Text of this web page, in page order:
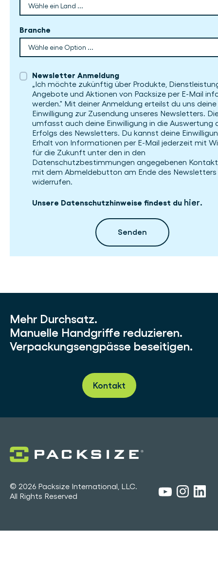
Branche
Newsletter Anmeldung
„Ich möchte zukünftig über Produkte,
Angebote und Aktionen von Packsize per E-Mail
werden." Mit deiner Anmeldung erteilst du uns deine
Einwilligung zur Zusendung unseres Newsletters.
umfasst auch deine Einwilligung in die Auswertung
Erfolgs des Newsletters. Du kannst deine
Erhalt von Informationen per E-Mail jederzeit mit
für die Zukunft unter den in den
Datenschutzbestimmungen angegebenen
mit dem Abmeldebutton am Ende des Newsletters
widerrufen.
Unsere Datenschutzhinweise findest du hier.
Mehr Durchsatz.
Manuelle Handgriffe reduzieren.
Verpackungsengpässe beseitigen.
Kontakt
© 2026 Packsize International, LLC.
All Rights Reserved